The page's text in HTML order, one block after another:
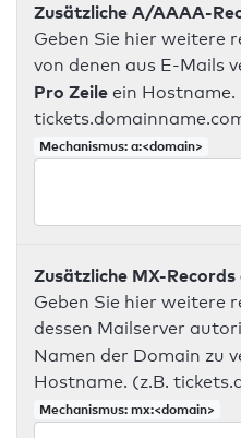
Zusätzliche A/AAAA-
Geben Sie hier weitere
von denen aus E-Mails
Pro Zeile ein Hostname.
Mechanismus: a:<domain>
Zusätzliche MX-
Geben Sie hier weitere
dessen Mailserver
Namen der Domain zu
Hostname. (z.B.
Mechanismus: mx:<domain>